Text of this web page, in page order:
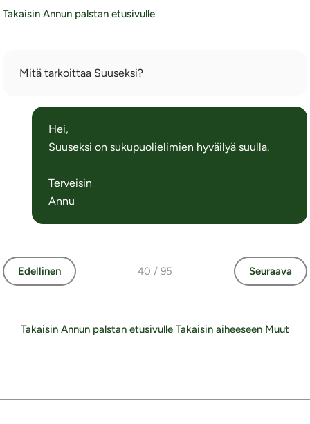
Takaisin Annun palstan etusivulle
Mitä tarkoittaa Suuseksi?
Hei,
Suuseksi on sukupuolielimien hyväilyä suulla.
Terveisin
Annu
Edellinen 40 / 95 Seuraava
Takaisin Annun palstan etusivulle Takaisin aiheeseen Muut